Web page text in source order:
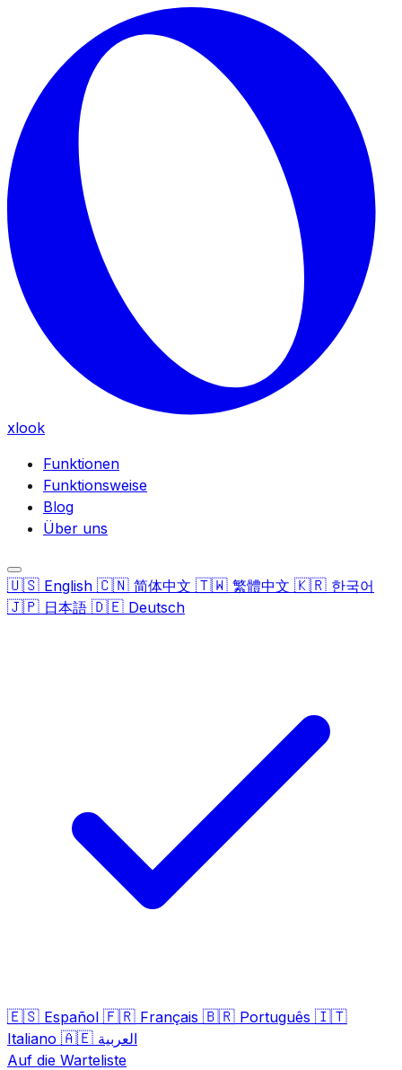
Skip to main content
xlook
Funktionen
Funktionsweise
Blog
Über uns
🇺🇸 English 🇨🇳 简体中文 🇹🇼 繁體中文 🇰🇷 한국어
🇯🇵 日本語 🇩🇪 Deutsch
🇪🇸 Español 🇫🇷 Français 🇧🇷 Português 🇮🇹
Italiano 🇦🇪 العربية
Auf die Warteliste